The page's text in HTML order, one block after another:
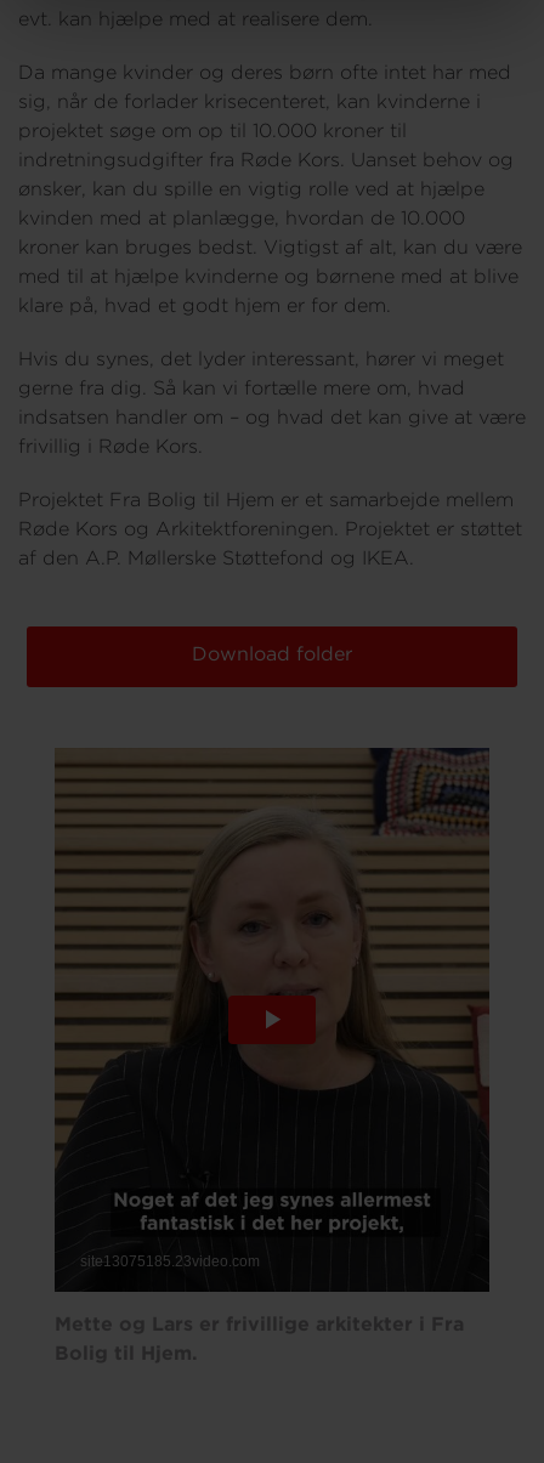
evt. kan hjælpe med at realisere dem.
Da mange kvinder og deres børn ofte intet har med
sig, når de forlader krisecenteret, kan kvinderne i
projektet søge om op til 10.000 kroner til
indretningsudgifter fra Røde Kors. Uanset behov og
ønsker, kan du spille en vigtig rolle ved at hjælpe
kvinden med at planlægge, hvordan de 10.000
kroner kan bruges bedst. Vigtigst af alt, kan du være
med til at hjælpe kvinderne og børnene med at blive
klare på, hvad et godt hjem er for dem.
Hvis du synes, det lyder interessant, hører vi meget
gerne fra dig. Så kan vi fortælle mere om, hvad
indsatsen handler om – og hvad det kan give at være
frivillig i Røde Kors.
Projektet Fra Bolig til Hjem er et samarbejde mellem
Røde Kors og Arkitektforeningen. Projektet er støttet
af den A.P. Møllerske Støttefond og IKEA.
Download folder
Mette og Lars er frivillige arkitekter i Fra
Bolig til Hjem.